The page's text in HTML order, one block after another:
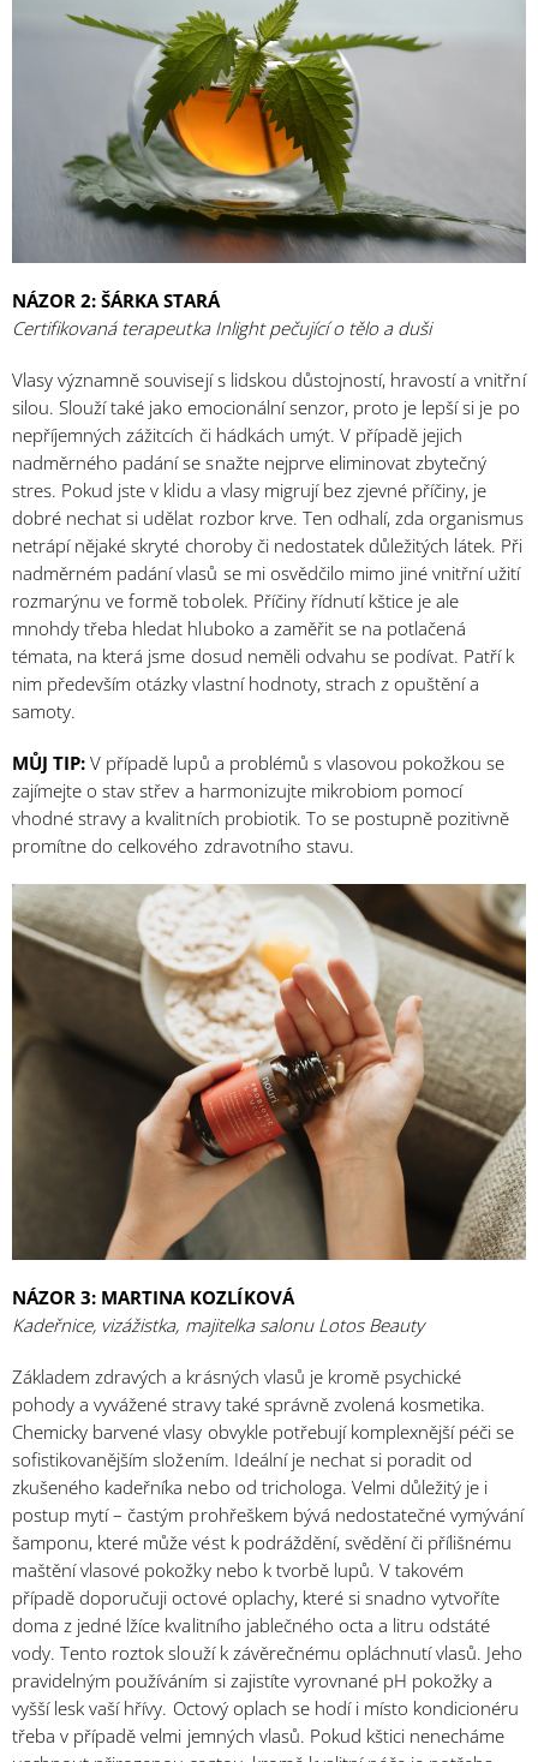
NÁZOR 2: ŠÁRKA STARÁ
Certifikovaná terapeutka Inlight pečující o tělo a duši
Vlasy významně souvisejí s lidskou důstojností, hravostí a vnitřní
silou. Slouží také jako emocionální senzor, proto je lepší si je po
nepříjemných zážitcích či hádkách umýt. V případě jejich
nadměrného padání se snažte nejprve eliminovat zbytečný
stres. Pokud jste v klidu a vlasy migrují bez zjevné příčiny, je
dobré nechat si udělat rozbor krve. Ten odhalí, zda organismus
netrápí nějaké skryté choroby či nedostatek důležitých látek. Při
nadměrném padání vlasů se mi osvědčilo mimo jiné vnitřní užití
rozmarýnu ve formě tobolek. Příčiny řídnutí kštice je ale
mnohdy třeba hledat hluboko a zaměřit se na potlačená
témata, na která jsme dosud neměli odvahu se podívat. Patří k
nim především otázky vlastní hodnoty, strach z opuštění a
samoty.
MŮJ TIP: V případě lupů a problémů s vlasovou pokožkou se
zajímejte o stav střev a harmonizujte mikrobiom pomocí
vhodné stravy a kvalitních probiotik. To se postupně pozitivně
promítne do celkového zdravotního stavu.
NÁZOR 3: MARTINA KOZLÍKOVÁ
Kadeřnice, vizážistka, majitelka salonu Lotos Beauty
Základem zdravých a krásných vlasů je kromě psychické
pohody a vyvážené stravy také správně zvolená kosmetika.
Chemicky barvené vlasy obvykle potřebují komplexnější péči se
sofistikovanějším složením. Ideální je nechat si poradit od
zkušeného kadeřníka nebo od trichologa. Velmi důležitý je i
postup mytí – častým prohřeškem bývá nedostatečné vymývání
šamponu, které může vést k podráždění, svědění či přílišnému
maštění vlasové pokožky nebo k tvorbě lupů. V takovém
případě doporučuji octové oplachy, které si snadno vytvoříte
doma z jedné lžíce kvalitního jablečného octa a litru odstáté
vody. Tento roztok slouží k závěrečnému opláchnutí vlasů. Jeho
pravidelným používáním si zajistíte vyrovnané pH pokožky a
vyšší lesk vaší hřívy. Octový oplach se hodí i místo kondicionéru
třeba v případě velmi jemných vlasů. Pokud kštici nenecháme